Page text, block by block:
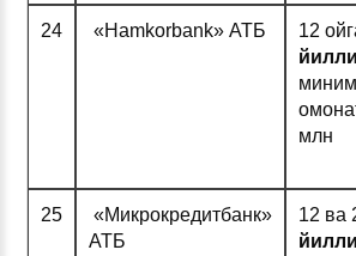
24 «Hamkorbank» АТБ
12
млн
25
«Микрокредитбанк»
АТБ
12 ва